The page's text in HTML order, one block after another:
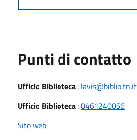
Punti di contatto
Ufficio Biblioteca : lavis@biblio.tn.it
Ufficio Biblioteca :0461240066
Sito web